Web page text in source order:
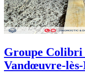
Groupe Colibri
Vandœuvre-